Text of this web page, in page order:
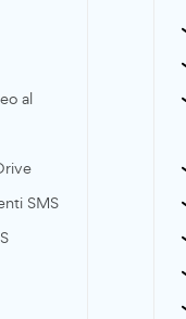
al
SMS